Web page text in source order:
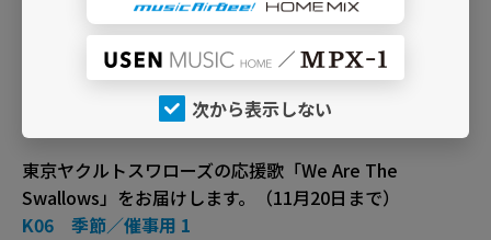
プロ野球 セントラル・リーグ 日本シリーズ出場チーム応
東京ヤクルトスワローズの応援歌「We Are The
Swallows」をお届けします。（11月20日まで）
K06 季節／催事用 1
次から表示しない